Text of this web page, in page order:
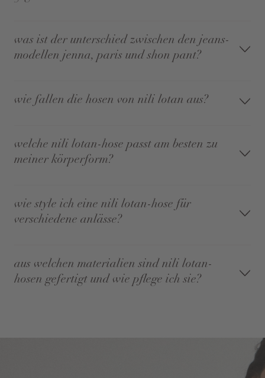
was ist der unterschied zwischen den jeans-
modellen jenna, paris und shon pant?
wie fallen die hosen von nili lotan aus?
welche nili lotan-hose passt am besten zu
meiner körperform?
wie style ich eine nili lotan-hose für
verschiedene anlässe?
aus welchen materialien sind nili lotan-
hosen gefertigt und wie pflege ich sie?